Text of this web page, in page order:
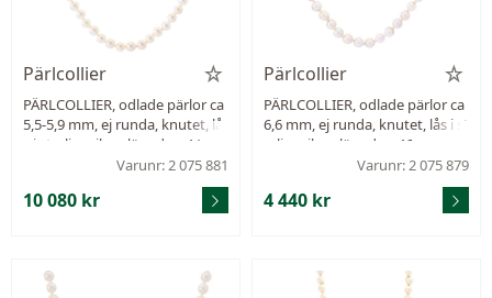
Pärlcollier
PÄRLCOLLIER, odlade pärlor ca
5,5-5,9 mm, ej runda, knutet, lå
s i sterlingsilver, längd ca 44 cm.
Varunr: 2 075 881
10 080 kr
Pärlcollier
PÄRLCOLLIER, odlade pärlor ca
6,6 mm, ej runda, knutet, lås i st
erlingsilver, längd ca 46 cm.
Varunr: 2 075 879
4 440 kr